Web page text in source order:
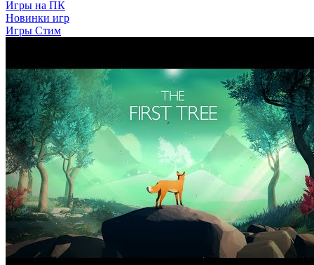
Игры на ПК
Новинки игр
Игры Стим